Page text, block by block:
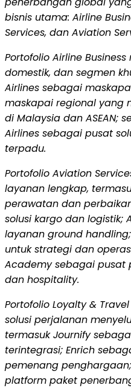
bisnis utama: Airline
Services, dan Aviation
Portofolio Airline
domestik, dan segmen
Airlines sebagai
maskapai regional yang
di Malaysia dan ASEAN;
Airlines sebagai pusat
terpadu.
Portofolio Aviation
layanan lengkap,
perawatan dan
solusi kargo dan logistik;
layanan ground
untuk strategi dan
Academy sebagai
dan hospitality.
Portofolio Loyalty &
solusi perjalanan
termasuk Journify
terintegrasi; Enrich
pemenang
platform paket